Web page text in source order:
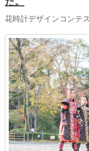
花時計デザインコンテ